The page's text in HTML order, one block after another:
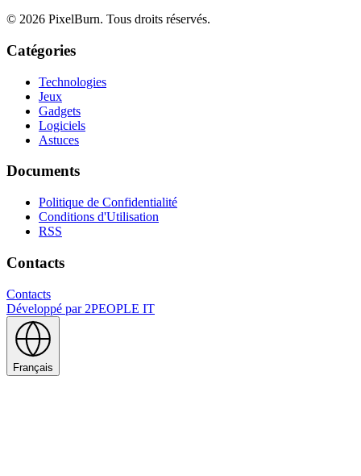
© 2026 PixelBurn. Tous droits réservés.
Catégories
Technologies
Jeux
Gadgets
Logiciels
Astuces
Documents
Politique de Confidentialité
Conditions d'Utilisation
RSS
Contacts
Contacts
Développé par2PEOPLE IT
Français